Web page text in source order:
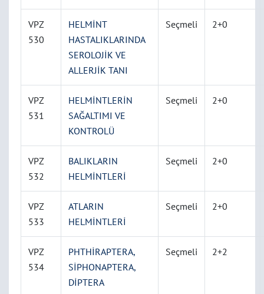
VPZ
530
HELMİNT
HASTALIKLARINDA
SEROLOJİK VE
ALLERJİK TANI
Seçmeli 2+0
VPZ
531
HELMİNTLERİN
SAĞALTIMI VE
KONTROLÜ
Seçmeli 2+0
VPZ
532
BALIKLARIN
HELMİNTLERİ
Seçmeli 2+0
VPZ
533
ATLARIN
HELMİNTLERİ
Seçmeli 2+0
VPZ
534
PHTHİRAPTERA,
SİPHONAPTERA,
DİPTERA
Seçmeli 2+2